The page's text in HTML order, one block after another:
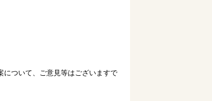
ついて、ご意見等はございますで